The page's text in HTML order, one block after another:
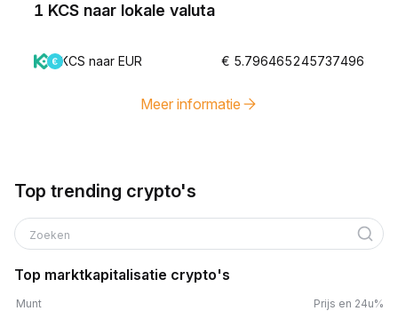
1 KCS naar lokale valuta
KCS naar EUR € 5.796465245737496
Meer informatie
Top trending crypto's
Zoeken
Top marktkapitalisatie crypto's
Munt Prijs en 24u%